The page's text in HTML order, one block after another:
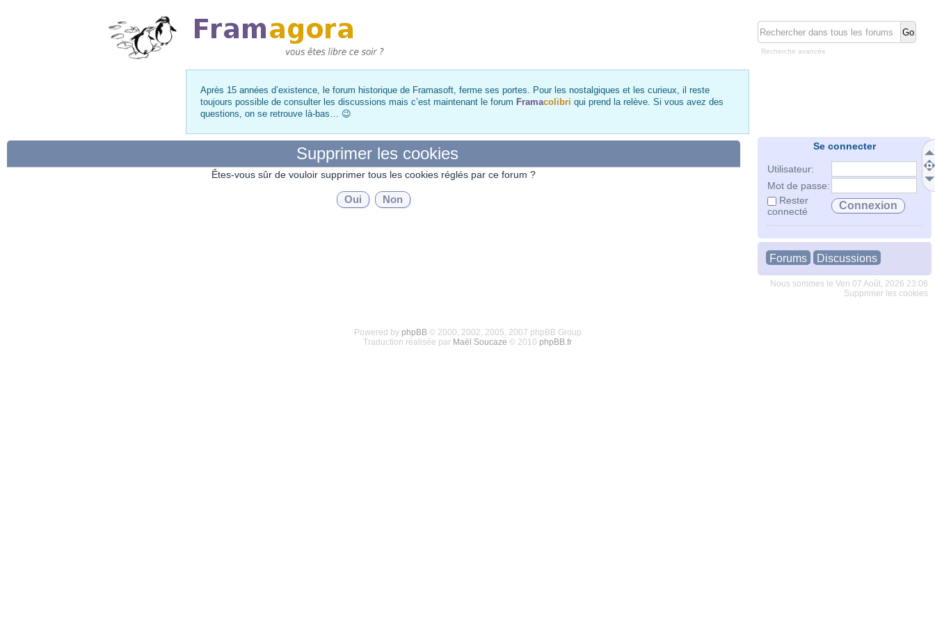
Recherche avancée
Après 15 années d’existence, le forum historique de Framasoft, ferme ses portes. Pour les nostalgiques et les curieux, il reste
toujours possible de consulter les discussions mais c’est maintenant le forum Framacolibri qui prend la relève. Si vous avez des
questions, on se retrouve là-bas… 😉
Se connecter
Utilisateur:
Mot de passe:
Rester
connecté
Forums Discussions
Nous sommes le Ven 07 Août, 2026 23:06
Supprimer les cookies
Supprimer les cookies
Êtes-vous sûr de vouloir supprimer tous les cookies réglés par ce forum ?
Powered by phpBB© 2000, 2002, 2005, 2007 phpBB Group
Traduction réalisée par Maël Soucaze © 2010 phpBB.fr